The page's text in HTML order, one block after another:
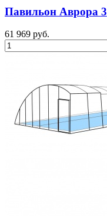
Павильон Аврора 3
61 969 руб.